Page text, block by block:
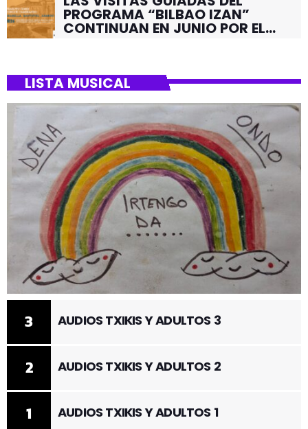
PROGRAMA “BILBAO IZAN”
CONTINUAN EN JUNIO POR EL
LISTA MUSICAL
1 AUDIOS TXIKIS Y ADULTOS 1
2 AUDIOS TXIKIS Y ADULTOS 2
3 AUDIOS TXIKIS Y ADULTOS 3